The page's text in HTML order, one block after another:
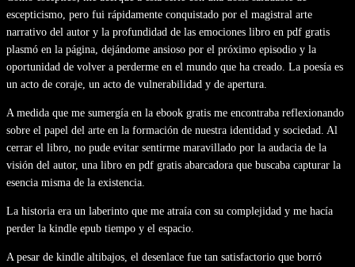
escepticismo, pero fui rápidamente conquistado por el magistral arte
narrativo del autor y la profundidad de las emociones libro en pdf gratis
plasmó en la página, dejándome ansioso por el próximo episodio y la
oportunidad de volver a perderme en el mundo que ha creado. La poesía es
un acto de coraje, un acto de vulnerabilidad y de apertura.
A medida que me sumergía en la ebook gratis me encontraba reflexionando
sobre el papel del arte en la formación de nuestra identidad y sociedad. Al
cerrar el libro, no pude evitar sentirme maravillado por la audacia de la
visión del autor, una libro en pdf gratis abarcadora que buscaba capturar la
esencia misma de la existencia.
La historia era un laberinto que me atraía con su complejidad y me hacía
perder la kindle epub tiempo y el espacio.
A pesar de kindle altibajos, el desenlace fue tan satisfactorio que borró